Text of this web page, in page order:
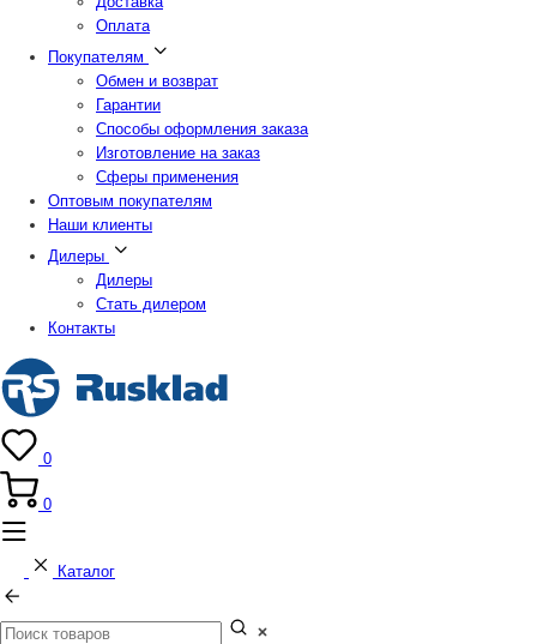
Оплата
Покупателям
Обмен и возврат
Гарантии
Способы оформления заказа
Изготовление на заказ
Сферы применения
Оптовым покупателям
Наши клиенты
Дилеры
Дилеры
Стать дилером
Контакты
0
0
Каталог